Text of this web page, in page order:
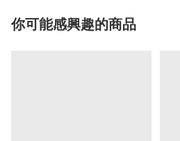
你可能感興趣的商品